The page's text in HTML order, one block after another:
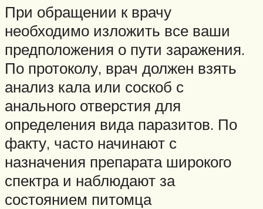
При обращении к врачу
необходимо изложить все ваши
предположения о пути заражения.
По протоколу, врач должен взять
анализ кала или соскоб с
анального отверстия для
определения вида паразитов. По
факту, часто начинают с
назначения препарата широкого
спектра и наблюдают за
состоянием питомца